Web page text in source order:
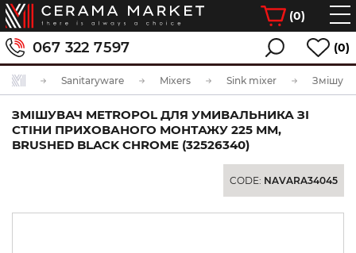
(0)
067 322 7597 (0)
Sanitaryware Mixers Sink mixer
ЗМІШУВАЧ METROPOL ДЛЯ УМИВАЛЬНИКА ЗІ
СТІНИ ПРИХОВАНОГО МОНТАЖУ 225 ММ,
BRUSHED BLACK CHROME (32526340)
CODE: NAVARA34045